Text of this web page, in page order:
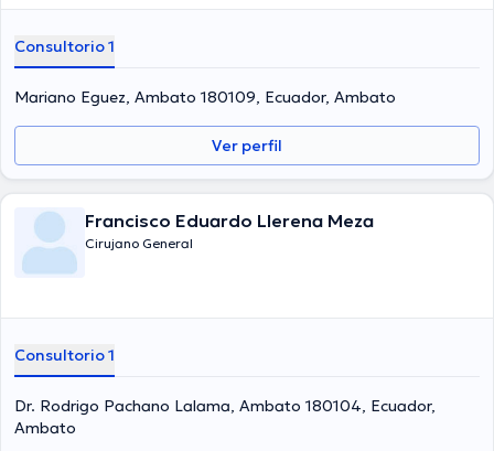
Consultorio 1
Mariano Eguez, Ambato 180109, Ecuador, Ambato
Ver perfil
Francisco Eduardo Llerena Meza
Cirujano General
Consultorio 1
Dr. Rodrigo Pachano Lalama, Ambato 180104, Ecuador,
Ambato